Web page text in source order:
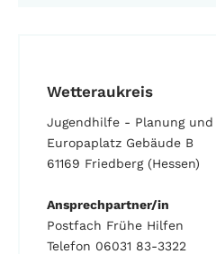
Wetteraukreis
Jugendhilfe - Planung
Europaplatz Gebäude B
61169 Friedberg (Hessen)
Ansprechpartner/in
Postfach Frühe Hilfen
Telefon 06031 83-3322